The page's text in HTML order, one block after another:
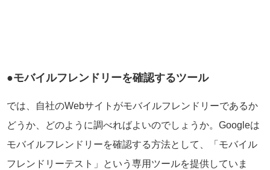
●モバイルフレンドリーを確認するツール
では、自社のWebサイトがモバイルフレンドリーであるか
どうか、どのように調べればよいのでしょうか。Googleは
モバイルフレンドリーを確認する方法として、「モバイル
フレンドリーテスト」という専用ツールを提供していま